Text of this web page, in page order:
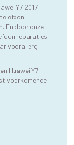
Y7 2017
En door onze
reparaties
vooral erg
Huawei Y7
voorkomende